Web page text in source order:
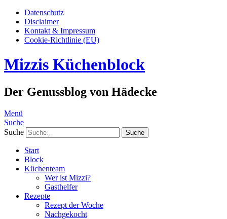
Datenschutz
Disclaimer
Kontakt & Impressum
Cookie-Richtlinie (EU)
Mizzis Küchenblock
Der Genussblog von Hädecke
Menü
Suche
Suche
Start
Block
Küchenteam
Wer ist Mizzi?
Gasthelfer
Rezepte
Rezept der Woche
Nachgekocht